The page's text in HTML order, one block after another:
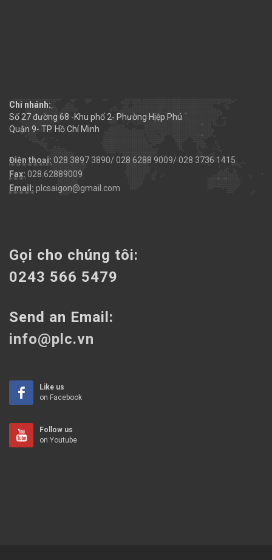
Chi nhánh:
Số 27 đường 68 -Khu phố 2- Phường Hiệp Phú
Quận 9- TP. Hồ Chí Minh
Điện thoại: 028 3897 3890/ 028 6288 9009/ 028 3736 1415
Fax: 028.62889009
Email: plcsaigon@gmail.com
Gọi cho chúng tôi:
0243 566 5479
Send an Email:
info@plc.vn
Like us
on Facebook
Follow us
on Youtube